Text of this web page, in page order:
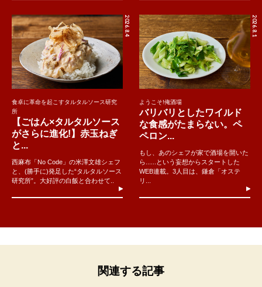
2026.8.4
食卓に革命を起こすタルタルソース研究
所
【ごはん×タルタルソース
がさらに進化!】赤玉ねぎ
と...
西麻布「No Code」の米澤文雄シェフ
と、(勝手に)発足した“タルタルソース
研究所”。大好評の白飯と合わせて..
2026.8.1
ようこそ!俺酒場
バリバリとしたワイルド
な食感がたまらない。ペ
ペロン...
もし、あのシェフが家で酒場を開いた
ら......という妄想からスタートした
WEB連載。3人目は、鎌倉「オステ
リ...
関連する記事